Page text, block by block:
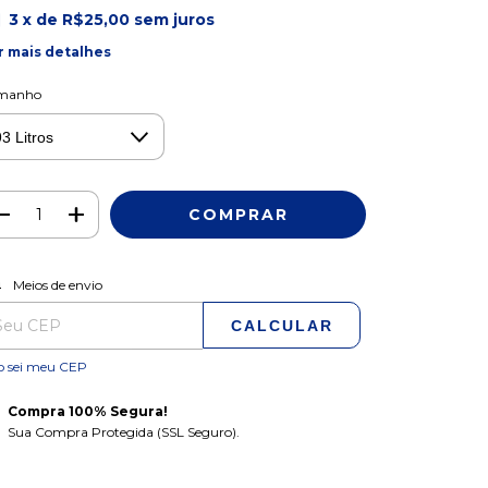
3 x de R$25,00 sem juros
mais detalhes
para o CEP:
Meios de envio
CALCULAR
sei meu CEP
Compra 100% Segura!
Sua Compra Protegida (SSL Seguro).